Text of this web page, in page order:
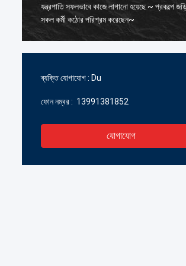
যন্ত্রপাতি সফলভাবে কাজে লাগানো হয়েছে ~ প্রকল্পে
সকল কর্মী কঠোর পরিশ্রম করেছেন~
ব্যক্তি যোগাযোগ : Du
ফোন নম্বর : 13991381852
যোগাযোগ